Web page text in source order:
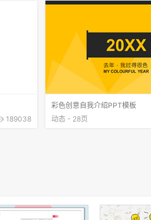
189038
彩色创意自我介绍PPT模板
动态 - 28页